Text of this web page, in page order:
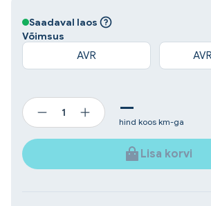
Mootori tüüp: Ühesilindriline
Max. väljundvõimsus (hj): 6.7hj
Mootorimaht: 296 cm³
Mootor: YANMAR L70AE
Starter: Elektristarter
Kütusekulu: 1.2 l/h
Pikkus: 780mm
Laius: 570mm
Kõrgus: 680mm
Saadaval laos
Võimsus
AVR
—
hind koos km-ga
ELEKTRILISE
KÄIVITUSEGA
ELEKTRIGENERAATOR
GREENPOWER
Lisa korvi